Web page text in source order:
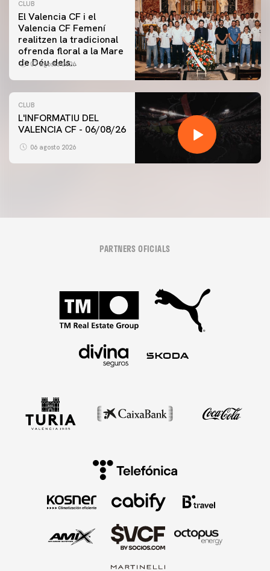
CLUB
El Valencia CF i el
Valencia CF Femení
realitzen la tradicional
ofrenda floral a la Mare
de Déu dels
07 agosto 2026
CLUB
L'INFORMATIU DEL
VALENCIA CF - 06/08/26
06 agosto 2026
PARTNERS OFICIALS